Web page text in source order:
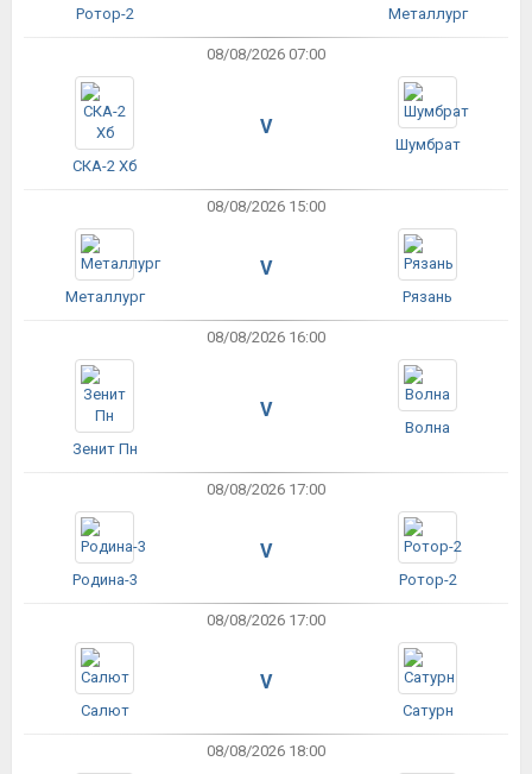
Ротор-2 Металлург
08/08/2026 07:00
СКА-2 Хб
V
Шумбрат
08/08/2026 15:00
Металлург
V
Рязань
08/08/2026 16:00
Зенит Пн
V
Волна
08/08/2026 17:00
Родина-3
V
Ротор-2
08/08/2026 17:00
Салют
V
Сатурн
08/08/2026 18:00